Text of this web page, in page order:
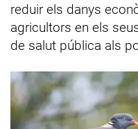
reduir els danys
agricultors en els
de salut pública als